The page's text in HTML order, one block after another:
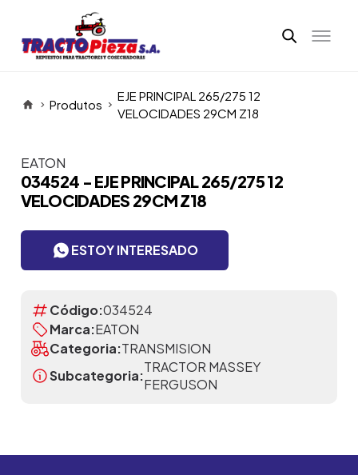
Produtos
EJE PRINCIPAL 265/275 12
VELOCIDADES 29CM Z18
Itens da Galeria
EATON
034524 - EJE PRINCIPAL 265/275 12
VELOCIDADES 29CM Z18
ESTOY INTERESADO
Código:034524
Marca:EATON
Categoria:TRANSMISION
Subcategoria:
TRACTOR MASSEY
FERGUSON